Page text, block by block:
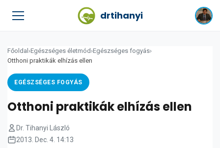
drtihanyi
Főoldal ›Egészséges életmód ›Egészséges fogyás›
Otthoni praktikák elhízás ellen
EGÉSZSÉGES FOGYÁS
Otthoni praktikák elhízás ellen
Dr. Tihanyi László
2013. Dec. 4. 14:13